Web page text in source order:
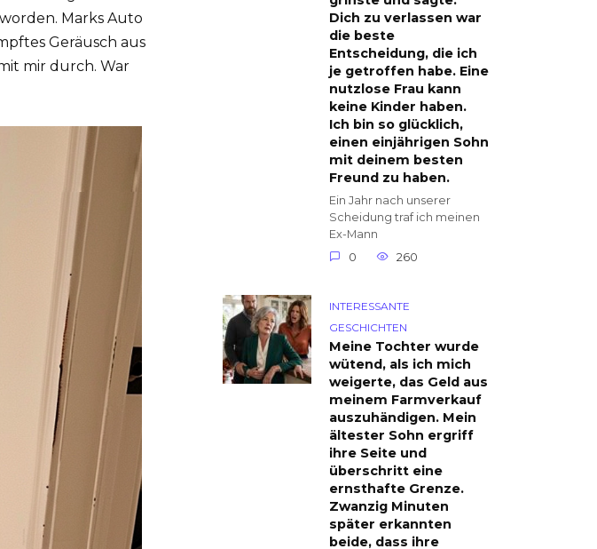
Marks Auto
Geräusch aus
mir durch. War
Dich zu verlassen war
die beste
Entscheidung, die ich
je getroffen habe. Eine
nutzlose Frau kann
keine Kinder haben.
Ich bin so glücklich,
einen einjährigen Sohn
mit deinem besten
Freund zu haben.
Ein Jahr nach unserer
Scheidung traf ich meinen
Ex-Mann
0
260
INTERESSANTE
GESCHICHTEN
Meine Tochter wurde
wütend, als ich mich
weigerte, das Geld aus
meinem Farmverkauf
auszuhändigen. Mein
ältester Sohn ergriff
ihre Seite und
überschritt eine
ernsthafte Grenze.
Zwanzig Minuten
später erkannten
beide, dass ihre